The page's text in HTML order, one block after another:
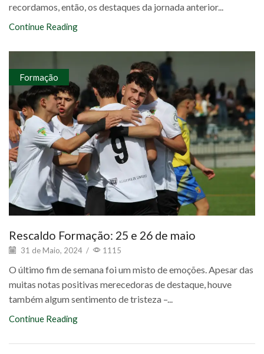
recordamos, então, os destaques da jornada anterior...
Continue Reading
Formação
Rescaldo Formação: 25 e 26 de maio
31 de Maio, 2024 / 1115
O último fim de semana foi um misto de emoções. Apesar das
muitas notas positivas merecedoras de destaque, houve
também algum sentimento de tristeza –...
Continue Reading